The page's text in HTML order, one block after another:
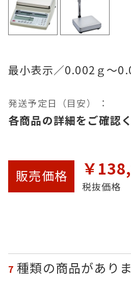
最小表示／0.002ｇ～
発送予定日（目安） ：
各商品の詳細をご確認
販売価格 ￥
税抜価格
7 種類の商品があり